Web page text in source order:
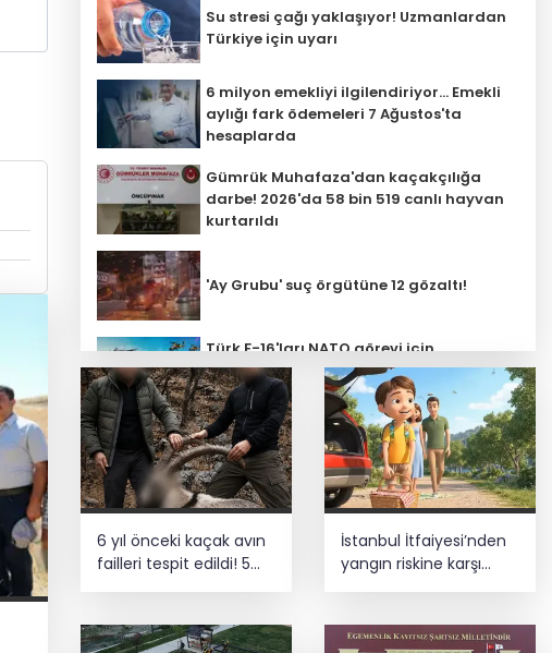
Su stresi çağı yaklaşıyor! Uzmanlardan
Türkiye için uyarı
6 milyon emekliyi ilgilendiriyor... Emekli
aylığı fark ödemeleri 7 Ağustos'ta
hesaplarda
Gümrük Muhafaza'dan kaçakçılığa
darbe! 2026'da 58 bin 519 canlı hayvan
kurtarıldı
'Ay Grubu' suç örgütüne 12 gözaltı!
Türk F-16'ları NATO görevi için
Estonya'da... MSB yerli savunma
sistemleriyle güçleniyor
SpaceX'ten Ay'a çarpma açıklaması:
Sorumlu uzay operasyonları için
çalışıyoruz
Bozcaada mercan resifleri için koruma
seferberliği... 180 deniz canlısı türü kayıt
altına alındı
ediyor... Hudutlarda 490 kişi yakalandı
6 yıl önceki kaçak avın
failleri tespit edildi! 5
İstanbul İtfaiyesi’nden
yangın riskine karşı